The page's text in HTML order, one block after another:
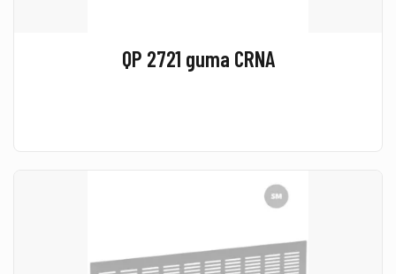
QP 2721 guma CRNA